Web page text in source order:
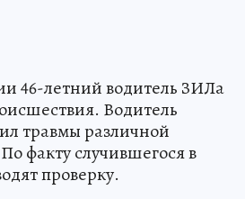
46-летний водитель ЗИЛа
Водитель
травмы различной
факту случившегося в
проверку.